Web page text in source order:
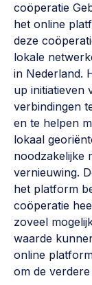
Eigen
Huren of
Sociaal
Community
Zorgzame
Betrokken
uitbreiden >
Wijkaanpak
Werken aan
Team
Lid worden
Vraag
030 231
coöperatie
het online
deze
lokale
in Nederland.
up initiatieven
verbindingen
en te helpen
lokaal
noodzakelijke
vernieuwing.
het platform
coöperatie
zoveel
waarde
online
om de